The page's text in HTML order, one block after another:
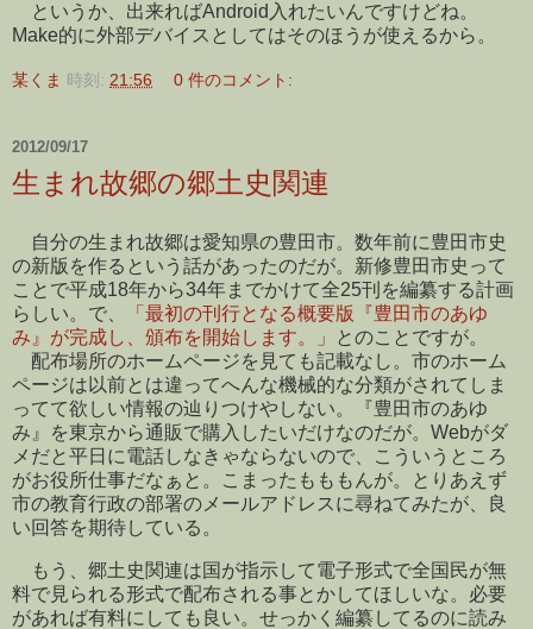
というか、出来ればAndroid入れたいんですけどね。
Make的に外部デバイスとしてはそのほうが使えるから。
某くま 時刻: 21:56 0 件のコメント:
2012/09/17
生まれ故郷の郷土史関連
自分の生まれ故郷は愛知県の豊田市。数年前に豊田市史
の新版を作るという話があったのだが。新修豊田市史って
ことで平成18年から34年までかけて全25刊を編纂する計画
らしい。で、
「最初の刊行となる概要版『豊田市のあゆ
み』が完成し、頒布を開始します。」
とのことですが。
配布場所のホームページを見ても記載なし。市のホーム
ページは以前とは違ってへんな機械的な分類がされてしま
ってて欲しい情報の辿りつけやしない。『豊田市のあゆ
み』を東京から通販で購入したいだけなのだが。Webがダ
メだと平日に電話しなきゃならないので、こういうところ
がお役所仕事だなぁと。こまったもももんが。とりあえず
市の教育行政の部署のメールアドレスに尋ねてみたが、良
い回答を期待している。
もう、郷土史関連は国が指示して電子形式で全国民が無
料で見られる形式で配布される事とかしてほしいな。必要
があれば有料にしても良い。せっかく編纂してるのに読み